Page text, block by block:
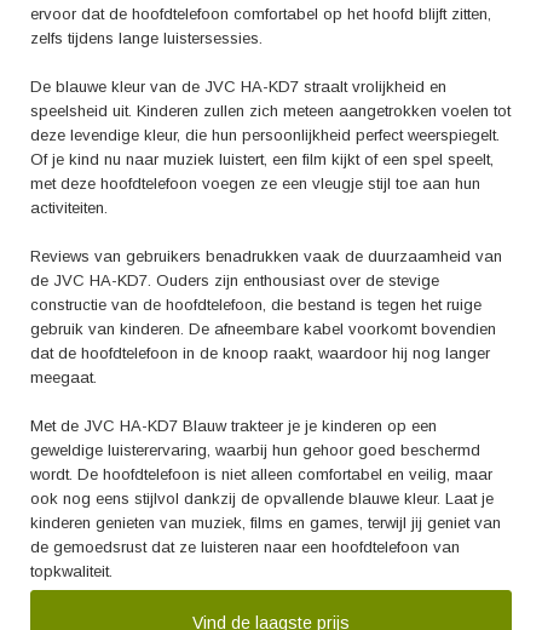
ervoor dat de hoofdtelefoon comfortabel op het hoofd blijft zitten,
zelfs tijdens lange luistersessies.
De blauwe kleur van de JVC HA-KD7 straalt vrolijkheid en
speelsheid uit. Kinderen zullen zich meteen aangetrokken voelen tot
deze levendige kleur, die hun persoonlijkheid perfect weerspiegelt.
Of je kind nu naar muziek luistert, een film kijkt of een spel speelt,
met deze hoofdtelefoon voegen ze een vleugje stijl toe aan hun
activiteiten.
Reviews van gebruikers benadrukken vaak de duurzaamheid van
de JVC HA-KD7. Ouders zijn enthousiast over de stevige
constructie van de hoofdtelefoon, die bestand is tegen het ruige
gebruik van kinderen. De afneembare kabel voorkomt bovendien
dat de hoofdtelefoon in de knoop raakt, waardoor hij nog langer
meegaat.
Met de JVC HA-KD7 Blauw trakteer je je kinderen op een
geweldige luisterervaring, waarbij hun gehoor goed beschermd
wordt. De hoofdtelefoon is niet alleen comfortabel en veilig, maar
ook nog eens stijlvol dankzij de opvallende blauwe kleur. Laat je
kinderen genieten van muziek, films en games, terwijl jij geniet van
de gemoedsrust dat ze luisteren naar een hoofdtelefoon van
topkwaliteit.
Vind de laagste prijs